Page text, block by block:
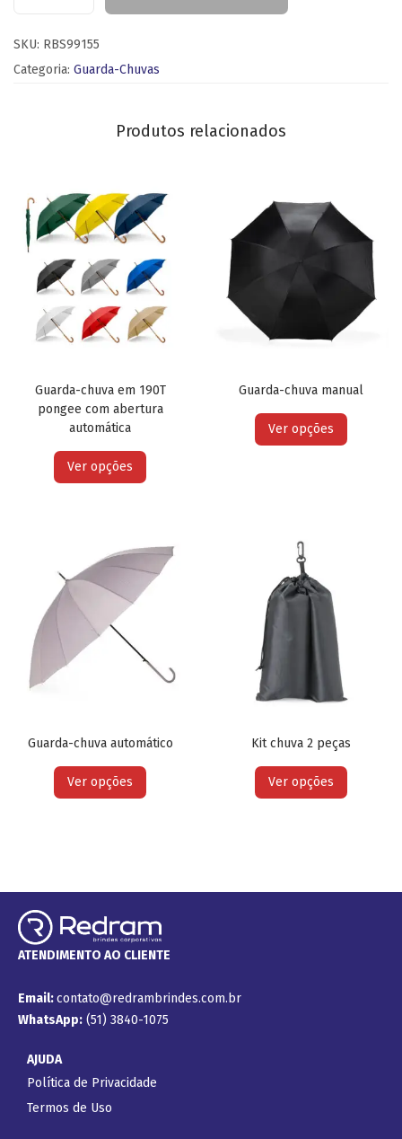
SKU: RBS99155
Categoria: Guarda-Chuvas
Produtos relacionados
Guarda-chuva em 190T
pongee com abertura
automática
Ver opções
Guarda-chuva manual
Ver opções
Guarda-chuva automático
Ver opções
Kit chuva 2 peças
Ver opções
ATENDIMENTO AO CLIENTE
Email:contato@redrambrindes.com.br
WhatsApp: (51) 3840-1075
AJUDA
Política de Privacidade
Termos de Uso